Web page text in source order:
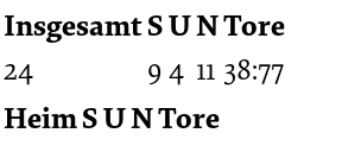
InsgesamtSUNTore
24 9 4 11 38:77
HeimSUNTore